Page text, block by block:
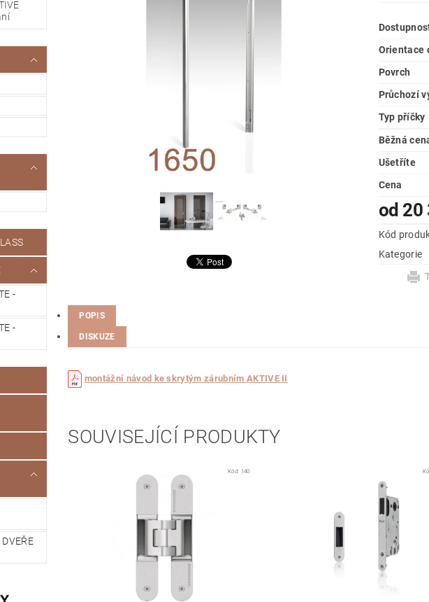
-
-
Orientace
Povrch
Průchozí
Typ příčky
Běžná
Ušetříte
Cena
od 20
Kód
Kategorie
POPIS
DISKUZE
montážní návod ke skrytým zárubním AKTIVE II
SOUVISEJÍCÍ PRODUKTY
Kód: 140